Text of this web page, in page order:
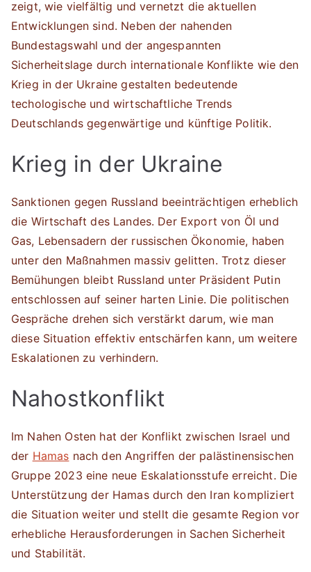
zeigt, wie vielfältig und vernetzt die aktuellen
Entwicklungen sind. Neben der nahenden
Bundestagswahl und der angespannten
Sicherheitslage durch internationale Konflikte wie den
Krieg in der Ukraine gestalten bedeutende
techologische und wirtschaftliche Trends
Deutschlands gegenwärtige und künftige Politik.
Krieg in der Ukraine
Sanktionen gegen Russland beeinträchtigen erheblich
die Wirtschaft des Landes. Der Export von Öl und
Gas, Lebensadern der russischen Ökonomie, haben
unter den Maßnahmen massiv gelitten. Trotz dieser
Bemühungen bleibt Russland unter Präsident Putin
entschlossen auf seiner harten Linie. Die politischen
Gespräche drehen sich verstärkt darum, wie man
diese Situation effektiv entschärfen kann, um weitere
Eskalationen zu verhindern.
Nahostkonflikt
Im Nahen Osten hat der Konflikt zwischen Israel und
der Hamas nach den Angriffen der palästinensischen
Gruppe 2023 eine neue Eskalationsstufe erreicht. Die
Unterstützung der Hamas durch den Iran kompliziert
die Situation weiter und stellt die gesamte Region vor
erhebliche Herausforderungen in Sachen Sicherheit
und Stabilität.